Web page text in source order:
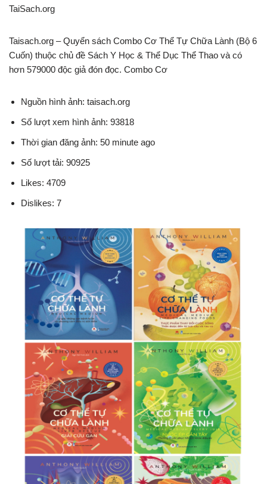
TaiSach.org
Taisach.org – Quyển sách Combo Cơ Thể Tự Chữa Lành (Bộ 6
Cuốn) thuộc chủ đề Sách Y Học & Thể Dục Thể Thao và có
hơn 579000 độc giả đón đọc. Combo Cơ
Nguồn hình ảnh: taisach.org
Số lượt xem hình ảnh: 93818
Thời gian đăng ảnh: 50 minute ago
Số lượt tải: 90925
Likes: 4709
Dislikes: 7